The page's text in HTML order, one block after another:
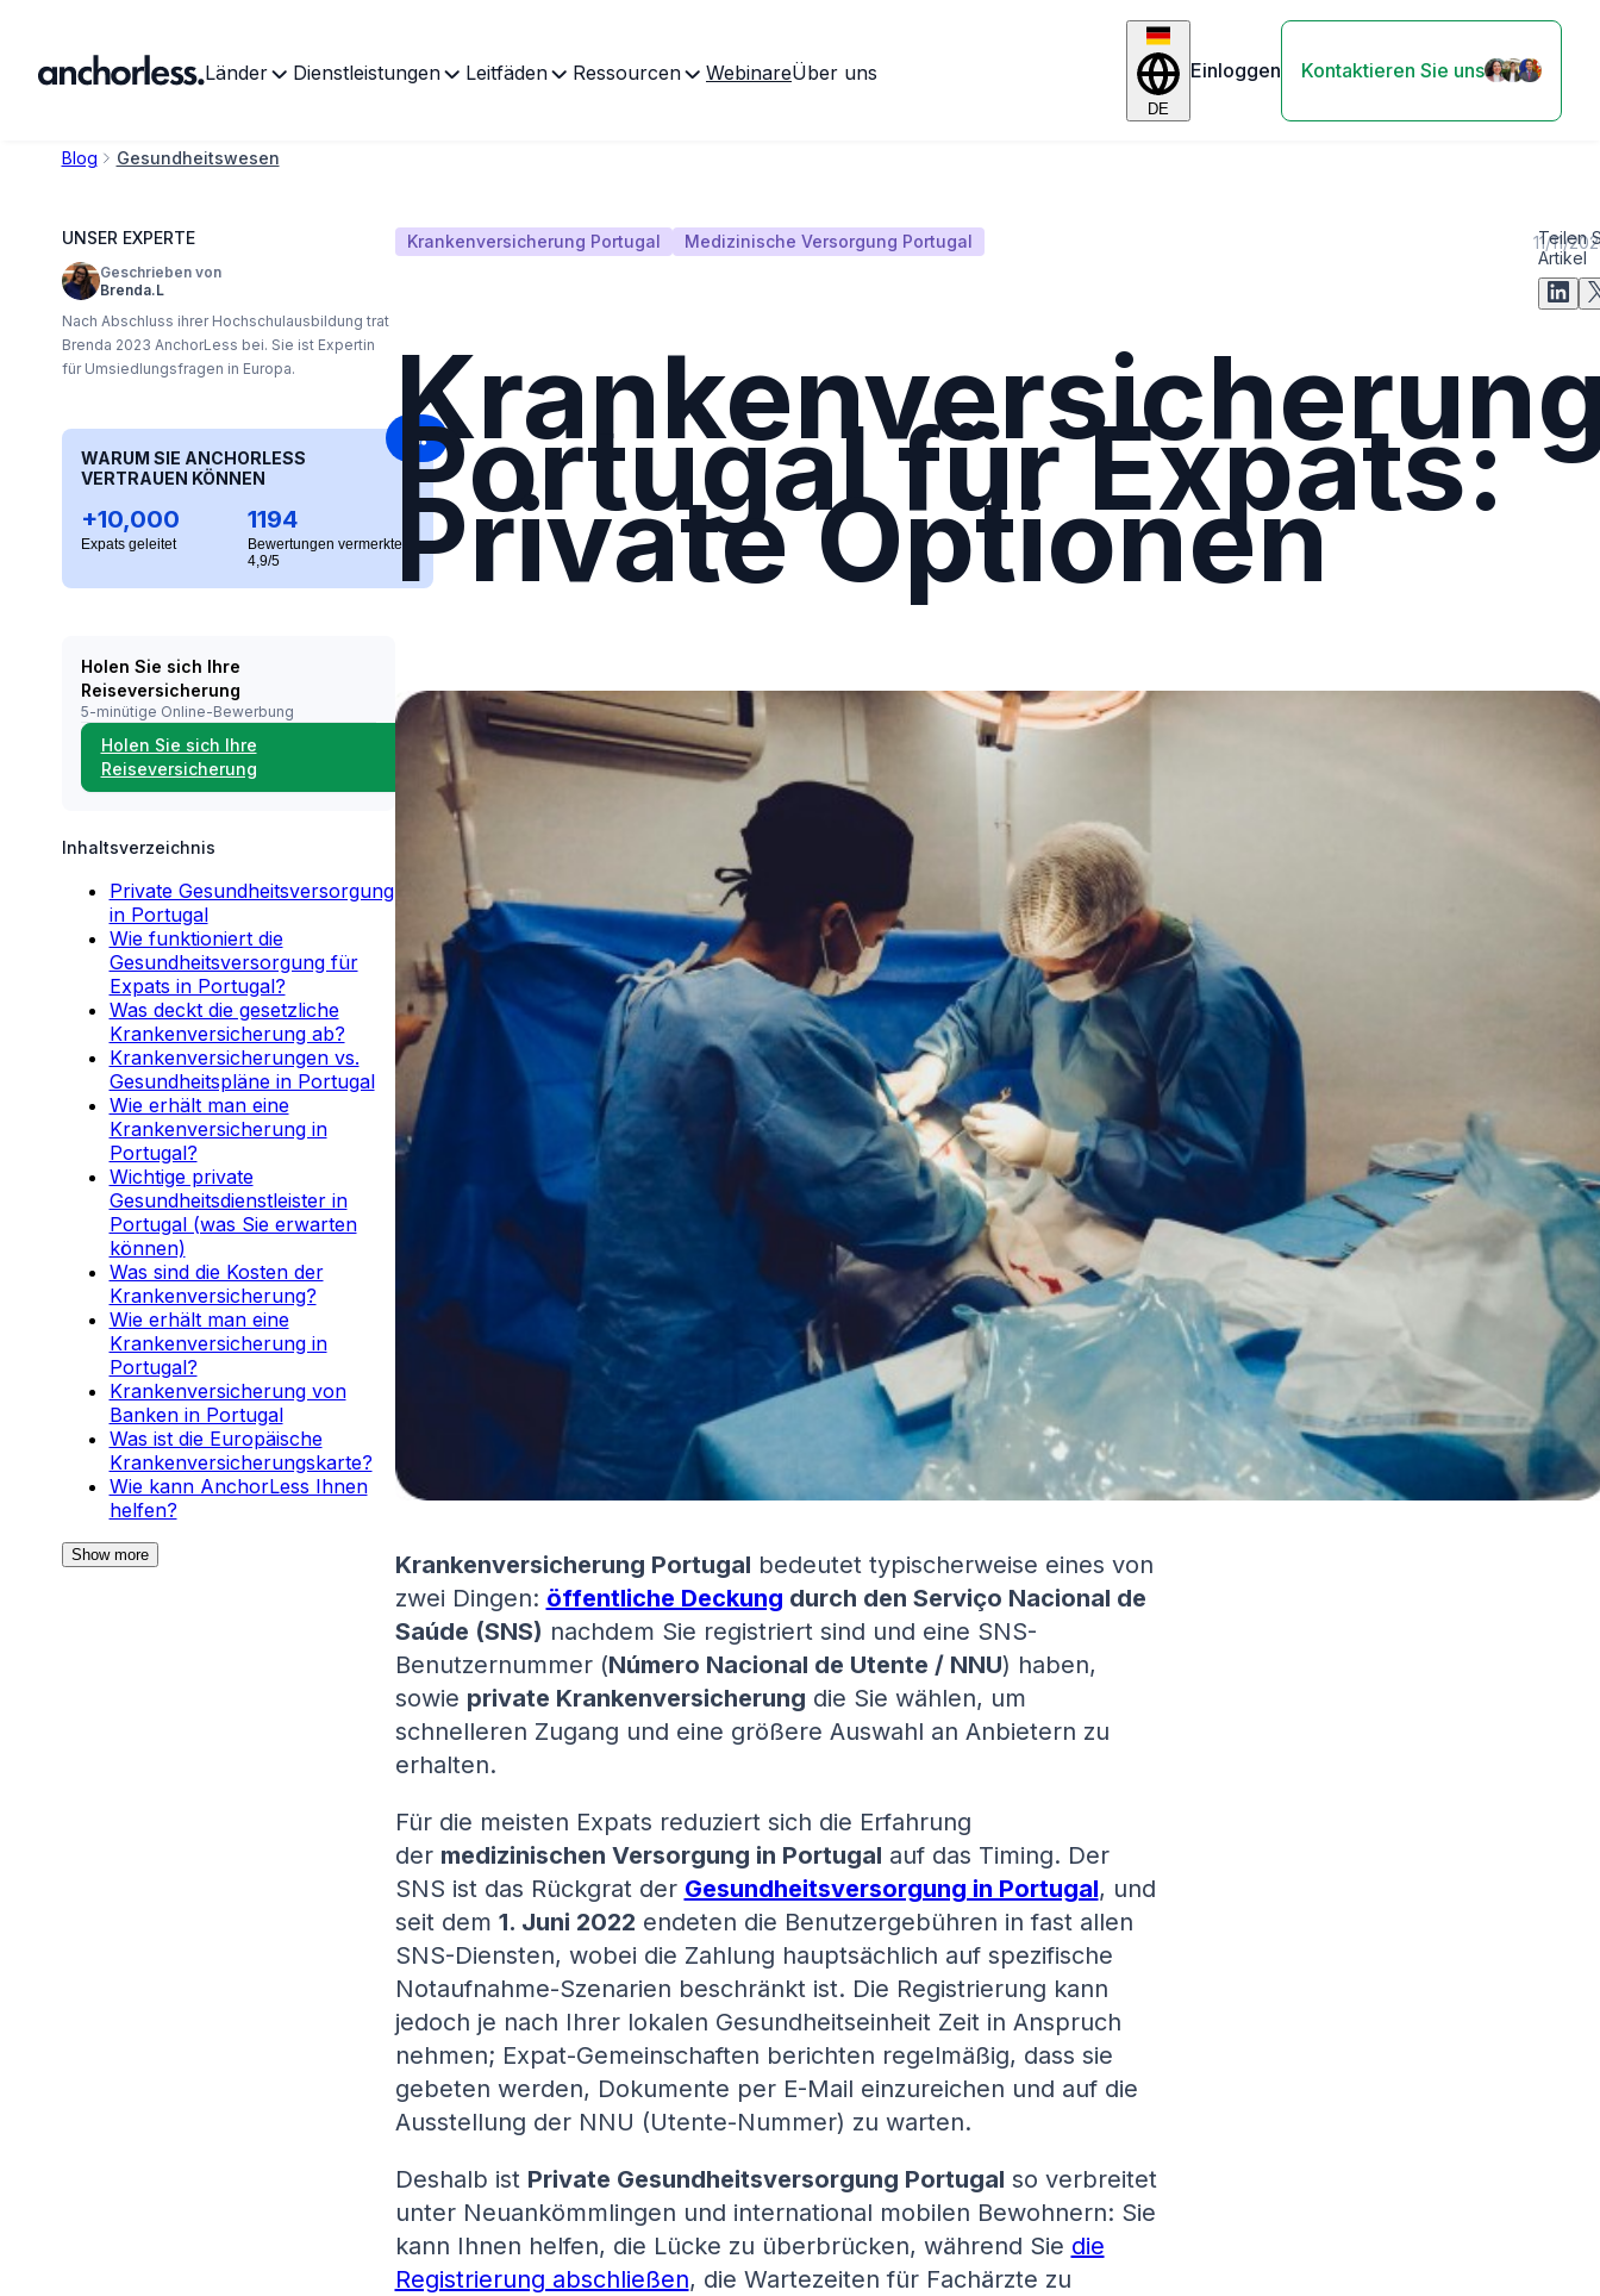
Länder Dienstleistungen Leitfäden Ressourcen WebinareÜber uns
DE
Einloggen Kontaktieren Sie uns
Blog Gesundheitswesen
UNSER EXPERTE
Geschrieben von
Brenda.L
Nach Abschluss ihrer Hochschulausbildung trat
Brenda 2023 AnchorLess bei. Sie ist Expertin
für Umsiedlungsfragen in Europa.
WARUM SIE ANCHORLESS
VERTRAUEN KÖNNEN
+10,000
Expats geleitet
1194
Bewertungen vermerkten
4,9/5
Holen Sie sich Ihre
Reiseversicherung
5-minütige Online-Bewerbung
Holen Sie sich Ihre
Reiseversicherung
Inhaltsverzeichnis
Private Gesundheitsversorgung
in Portugal
Wie funktioniert die
Gesundheitsversorgung für
Expats in Portugal?
Was deckt die gesetzliche
Krankenversicherung ab?
Krankenversicherungen vs.
Gesundheitspläne in Portugal
Wie erhält man eine
Krankenversicherung in
Portugal?
Wichtige private
Gesundheitsdienstleister in
Portugal (was Sie erwarten
können)
Was sind die Kosten der
Krankenversicherung?
Wie erhält man eine
Krankenversicherung in
Portugal?
Krankenversicherung von
Banken in Portugal
Was ist die Europäische
Krankenversicherungskarte?
Wie kann AnchorLess Ihnen
helfen?
Show more
Krankenversicherung Portugal Medizinische Versorgung Portugal 11/11/
Portugal für Expats:
Private Optionen
Krankenversicherung Portugal bedeutet typischerweise eines von
zwei Dingen: öffentliche Deckung durch den Serviço Nacional de
Saúde (SNS) nachdem Sie registriert sind und eine SNS-
Benutzernummer (Número Nacional de Utente / NNU) haben,
sowie private Krankenversicherung die Sie wählen, um
schnelleren Zugang und eine größere Auswahl an Anbietern zu
erhalten.
Für die meisten Expats reduziert sich die Erfahrung
der medizinischen Versorgung in Portugal auf das Timing. Der
SNS ist das Rückgrat der Gesundheitsversorgung in Portugal, und
seit dem 1. Juni 2022 endeten die Benutzergebühren in fast allen
SNS-Diensten, wobei die Zahlung hauptsächlich auf spezifische
Notaufnahme-Szenarien beschränkt ist. Die Registrierung kann
jedoch je nach Ihrer lokalen Gesundheitseinheit Zeit in Anspruch
nehmen; Expat-Gemeinschaften berichten regelmäßig, dass sie
gebeten werden, Dokumente per E-Mail einzureichen und auf die
Ausstellung der NNU (Utente-Nummer) zu warten.
Deshalb ist Private Gesundheitsversorgung Portugal so verbreitet
unter Neuankömmlingen und international mobilen Bewohnern: Sie
kann Ihnen helfen, die Lücke zu überbrücken, während Sie die
Registrierung abschließen, die Wartezeiten für Fachärzte zu
Teilen
Artikel